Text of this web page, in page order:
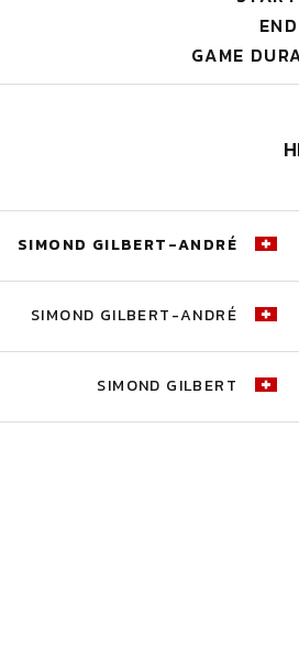
GAME
SIMOND GILBERT-ANDRÉ
SIMOND GILBERT-ANDRÉ
SIMOND GILBERT